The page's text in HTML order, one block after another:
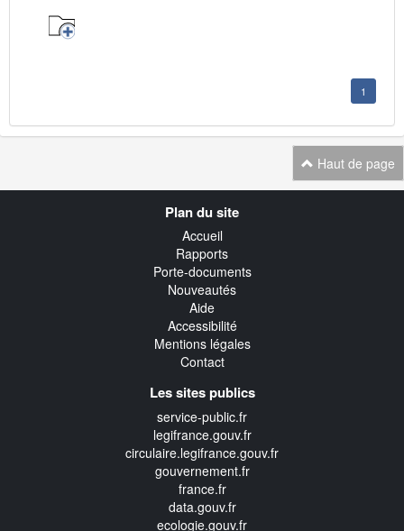
1
Haut de page
Plan du site
Accueil
Rapports
Porte-documents
Nouveautés
Aide
Accessibilité
Mentions légales
Contact
Les sites publics
service-public.fr
legifrance.gouv.fr
circulaire.legifrance.gouv.fr
gouvernement.fr
france.fr
data.gouv.fr
ecologie.gouv.fr